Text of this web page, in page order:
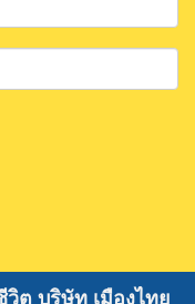
ต บริษัท เมืองไทย